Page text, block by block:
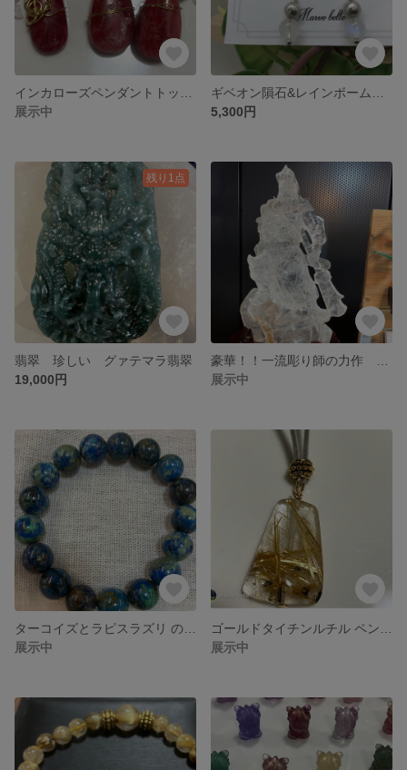
展示中
5,300円
残り1点
翡翠 珍しい グァテマラ翡翠
19,000円
展示中
展示中
展示中